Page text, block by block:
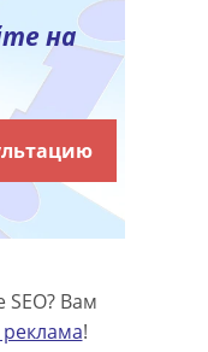
на
SEO? Вам
реклама!